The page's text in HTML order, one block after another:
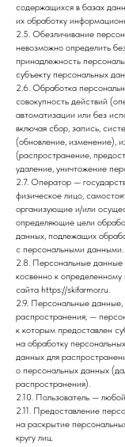
содержащихся в базах
их обработку
2.5. Обезличивание
невозможно определить
принадлежность
субъекту персональных
2.6. Обработка
совокупность действий
автоматизации или без
включая сбор, запись,
(обновление, изменение),
(распространение,
удаление, уничтожение
2.7. Оператор —
физическое лицо,
организующие и/или
определяющие цели
данных, подлежащих
с персональными данными.
2.8. Персональные
косвенно к
сайта https://skifarmor.ru.
2.9. Персональные
распространения, —
к которым предоставлен
на обработку
данных для
о персональных данных
распространения).
2.10. Пользователь —
2.11. Предоставление
на раскрытие
кругу лиц.